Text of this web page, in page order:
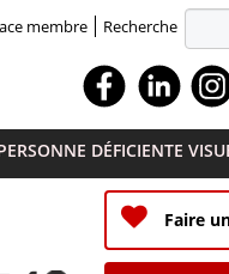
membre Recherche
Facebook
DÉFICIENTE
Faire